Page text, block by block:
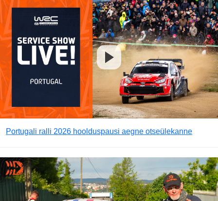
Portugali ralli 2026 hoolduspausi aegne otseülekanne